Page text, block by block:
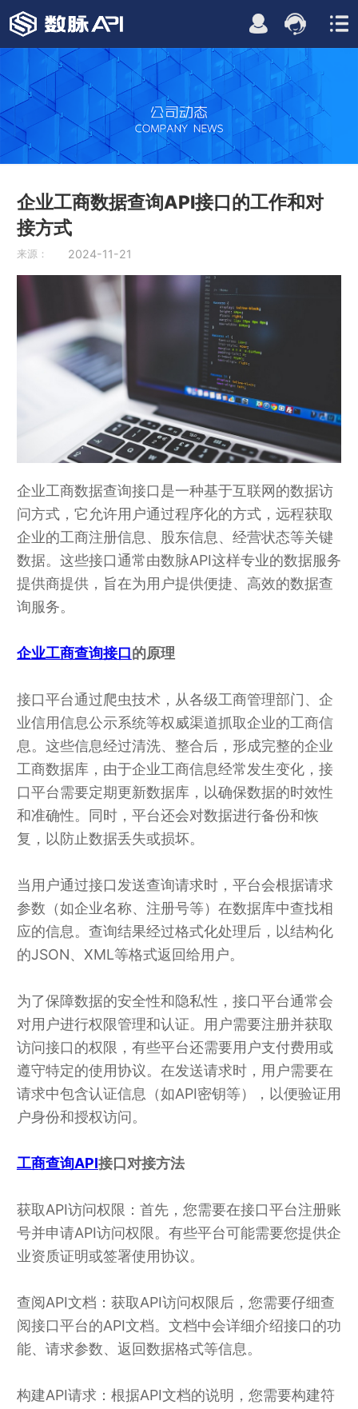
企业工商数据查询API接口的工作和对
接方式
来源： 2024-11-21
企业工商数据查询接口是一种基于互联网的数据访
问方式，它允许用户通过程序化的方式，远程获取
企业的工商注册信息、股东信息、经营状态等关键
数据。这些接口通常由数脉API这样专业的数据服务
提供商提供，旨在为用户提供便捷、高效的数据查
询服务。
企业工商查询接口的原理
接口平台通过爬虫技术，从各级工商管理部门、企
业信用信息公示系统等权威渠道抓取企业的工商信
息。这些信息经过清洗、整合后，形成完整的企业
工商数据库，由于企业工商信息经常发生变化，接
口平台需要定期更新数据库，以确保数据的时效性
和准确性。同时，平台还会对数据进行备份和恢
复，以防止数据丢失或损坏。
当用户通过接口发送查询请求时，平台会根据请求
参数（如企业名称、注册号等）在数据库中查找相
应的信息。查询结果经过格式化处理后，以结构化
的JSON、XML等格式返回给用户。
为了保障数据的安全性和隐私性，接口平台通常会
对用户进行权限管理和认证。用户需要注册并获取
访问接口的权限，有些平台还需要用户支付费用或
遵守特定的使用协议。在发送请求时，用户需要在
请求中包含认证信息（如API密钥等），以便验证用
户身份和授权访问。
工商查询API接口对接方法
获取API访问权限：首先，您需要在接口平台注册账
号并申请API访问权限。有些平台可能需要您提供企
业资质证明或签署使用协议。
查阅API文档：获取API访问权限后，您需要仔细查
阅接口平台的API文档。文档中会详细介绍接口的功
能、请求参数、返回数据格式等信息。
构建API请求：根据API文档的说明，您需要构建符